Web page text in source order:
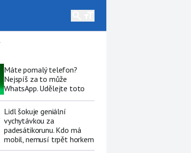
Máte pomalý telefon?
Nejspíš za to může
WhatsApp. Udělejte toto
Lidl šokuje geniální
vychytávkou za
padesátikorunu. Kdo má
mobil, nemusí trpět horkem